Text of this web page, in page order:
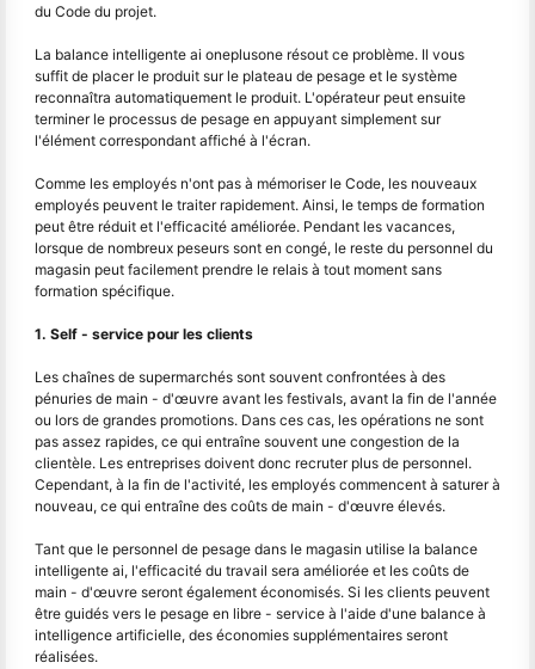
du Code du projet.
La balance intelligente ai oneplusone résout ce problème. Il vous
suffit de placer le produit sur le plateau de pesage et le système
reconnaîtra automatiquement le produit. L'opérateur peut ensuite
terminer le processus de pesage en appuyant simplement sur
l'élément correspondant affiché à l'écran.
Comme les employés n'ont pas à mémoriser le Code, les nouveaux
employés peuvent le traiter rapidement. Ainsi, le temps de formation
peut être réduit et l'efficacité améliorée. Pendant les vacances,
lorsque de nombreux peseurs sont en congé, le reste du personnel du
magasin peut facilement prendre le relais à tout moment sans
formation spécifique.
1. Self - service pour les clients
Les chaînes de supermarchés sont souvent confrontées à des
pénuries de main - d'œuvre avant les festivals, avant la fin de l'année
ou lors de grandes promotions. Dans ces cas, les opérations ne sont
pas assez rapides, ce qui entraîne souvent une congestion de la
clientèle. Les entreprises doivent donc recruter plus de personnel.
Cependant, à la fin de l'activité, les employés commencent à saturer à
nouveau, ce qui entraîne des coûts de main - d'œuvre élevés.
Tant que le personnel de pesage dans le magasin utilise la balance
intelligente ai, l'efficacité du travail sera améliorée et les coûts de
main - d'œuvre seront également économisés. Si les clients peuvent
être guidés vers le pesage en libre - service à l'aide d'une balance à
intelligence artificielle, des économies supplémentaires seront
réalisées.